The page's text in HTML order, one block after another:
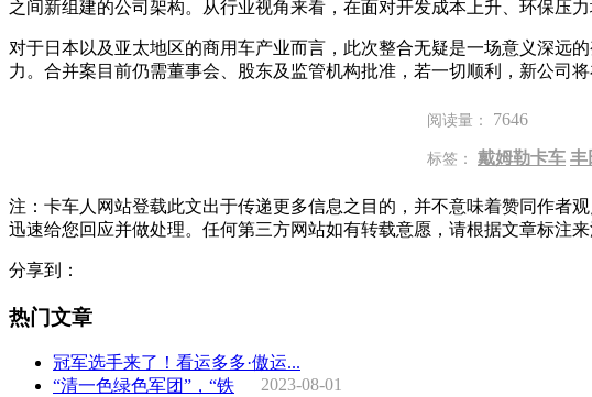
之间新组建的公司架构。从行业视角来看，在面对开发成本上升、环保压
对于日本以及亚太地区的商用车产业而言，此次整合无疑是一场意义深远
力。合并案目前仍需董事会、股东及监管机构批准，若一切顺利，新公司
阅读量： 7646
标签： 戴姆勒卡车 丰
注：卡车人网站登载此文出于传递更多信息之目的，并不意味着赞同作者
迅速给您回应并做处理。任何第三方网站如有转载意愿，请根据文章标注
分享到：
热门文章
冠军选手来了！看运多多·傲运...
2023-08-01
“清一色绿色军团”，“铁